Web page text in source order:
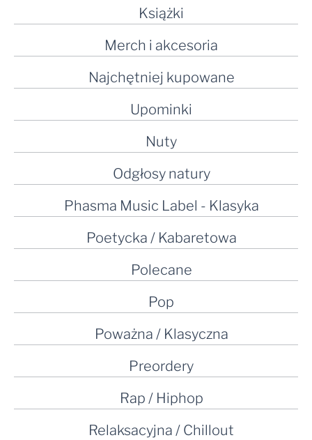
Książki
Merch i akcesoria
Najchętniej kupowane
Upominki
Nuty
Odgłosy natury
Phasma Music Label - Klasyka
Poetycka / Kabaretowa
Polecane
Pop
Poważna / Klasyczna
Preordery
Rap / Hiphop
Relaksacyjna / Chillout